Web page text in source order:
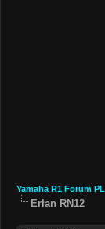
Yamaha R1 Forum PL
Erłan RN12